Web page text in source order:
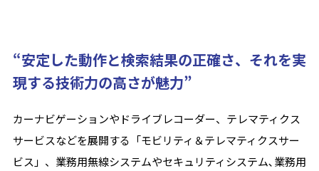
“安定した動作と検索結果の正確さ、それを実
現する技術力の高さが魅力”
カーナビゲーションやドライブレコーダー、テレマティクス
サービスなどを展開する「モビリティ＆テレマティクスサー
ビス」、業務用無線システムやセキュリティシステム､業務用